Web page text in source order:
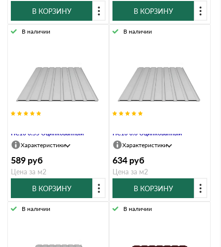
В КОРЗИНУ
В КОРЗИНУ
HC13 0.55 Оцинкованный
В наличии
Характеристики
589 руб
Цена за м2
В КОРЗИНУ
HC13 0.6 Оцинкованный
В наличии
Характеристики
634 руб
Цена за м2
В КОРЗИНУ
В наличии В наличии